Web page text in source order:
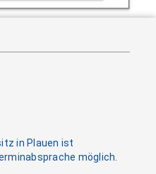
in Plauen ist
möglich.